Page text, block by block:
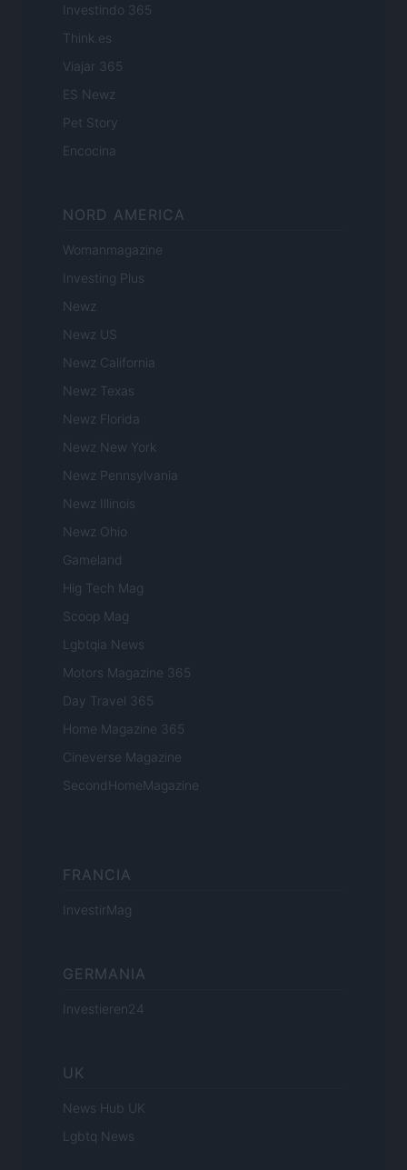
Investindo 365
Think.es
Viajar 365
ES Newz
Pet Story
Encocina
NORD AMERICA
Womanmagazine
Investing Plus
Newz
Newz US
Newz California
Newz Texas
Newz Florida
Newz New York
Newz Pennsylvania
Newz Illinois
Newz Ohio
Gameland
Hig Tech Mag
Scoop Mag
Lgbtqia News
Motors Magazine 365
Day Travel 365
Home Magazine 365
Cineverse Magazine
SecondHomeMagazine
FRANCIA
InvestirMag
GERMANIA
Investieren24
UK
News Hub UK
Lgbtq News